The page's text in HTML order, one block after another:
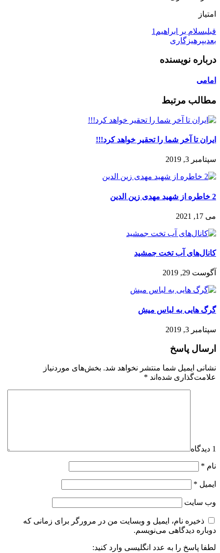
امتیاز
قبلیسلام بر ابراهیم1
بعدیپرهیزگاری
درباره نویسنده
امامی
مطالب مرتبط
ایران تا آخر شما را تحقیر خواهد کرد!!!
سپتامبر 3, 2019
2 خاطره از شهید مهدی زین الدین
می 17, 2021
کانال‌های آب تخت جمشید
آگوست 29, 2019
گرگ هایی به لباس میش
سپتامبر 3, 2019
ارسال پاسخ
نشانی ایمیل شما منتشر نخواهد شد. بخش‌های موردنیاز
علامت‌گذاری شده‌اند *
1 دیدگاه
نام *
ایمیل *
وب‌ سایت
ذخیره نام، ایمیل و وبسایت من در مرورگر برای زمانی که
دوباره دیدگاهی می‌نویسم.
لطفا پاسخ را به عدد انگلیسی وارد کنید: